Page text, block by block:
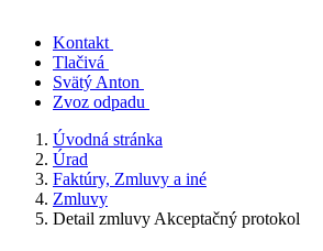
Kontakt
Tlačivá
Svätý Anton
Zvoz odpadu
Úvodná stránka
Úrad
Faktúry, Zmluvy a iné
Zmluvy
Detail zmluvy Akceptačný protokol